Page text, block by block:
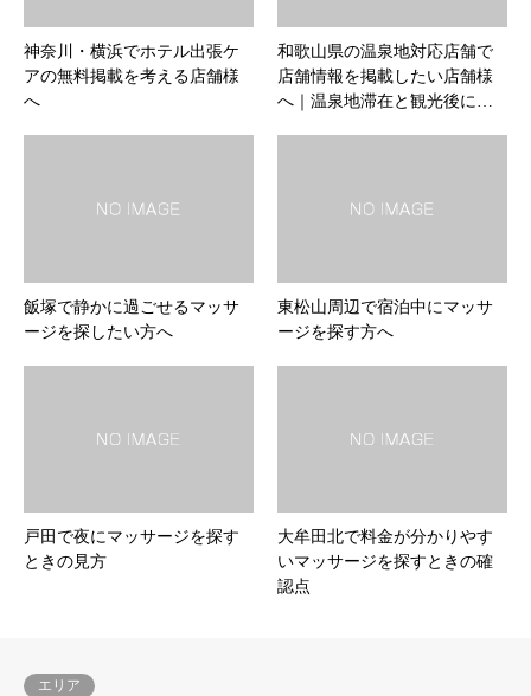
神奈川・横浜でホテル出張ケ
アの無料掲載を考える店舗様
へ
和歌山県の温泉地対応店舗で
店舗情報を掲載したい店舗様
へ｜温泉地滞在と観光後に…
飯塚で静かに過ごせるマッサ
ージを探したい方へ
東松山周辺で宿泊中にマッサ
ージを探す方へ
戸田で夜にマッサージを探す
ときの見方
大牟田北で料金が分かりやす
いマッサージを探すときの確
認点
エリア